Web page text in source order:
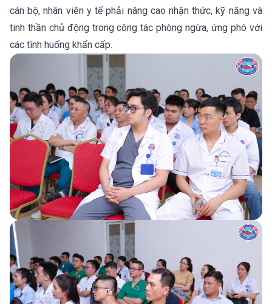
cán bộ, nhân viên y tế phải nâng cao nhận thức, kỹ năng và
tinh thần chủ động trong công tác phòng ngừa, ứng phó với
các tình huống khẩn cấp.